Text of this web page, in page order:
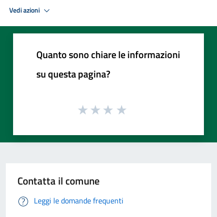
Vedi azioni
Quanto sono chiare le informazioni
su questa pagina?
Contatta il comune
Leggi le domande frequenti